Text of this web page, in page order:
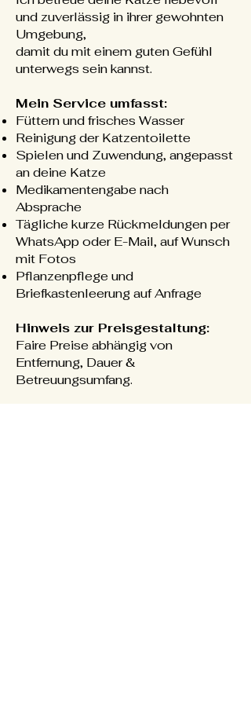
und zuverlässig in ihrer gewohnten
Umgebung,
damit du mit einem guten Gefühl
unterwegs sein kannst.
Mein Service umfasst:
Füttern und frisches Wasser
Reinigung der Katzentoilette
Spielen und Zuwendung, angepasst
an deine Katze
Medikamentengabe nach
Absprache
Tägliche kurze Rückmeldungen per
WhatsApp oder E-Mail, auf Wunsch
mit Fotos
Pflanzenpflege und
Briefkastenleerung auf Anfrage
Hinweis zur Preisgestaltung:
Faire Preise abhängig von
Entfernung, Dauer &
Betreuungsumfang.